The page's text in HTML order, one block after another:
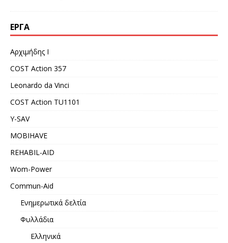
ΈΡΓΑ
Αρχιμήδης Ι
COST Action 357
Leonardo da Vinci
COST Action TU1101
Y-SAV
MOBIHAVE
REHABIL-AID
Wom-Power
Commun-Aid
Ενημερωτικά δελτία
Φυλλάδια
Ελληνικά